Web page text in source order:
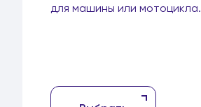
для машины или мотоцикла.